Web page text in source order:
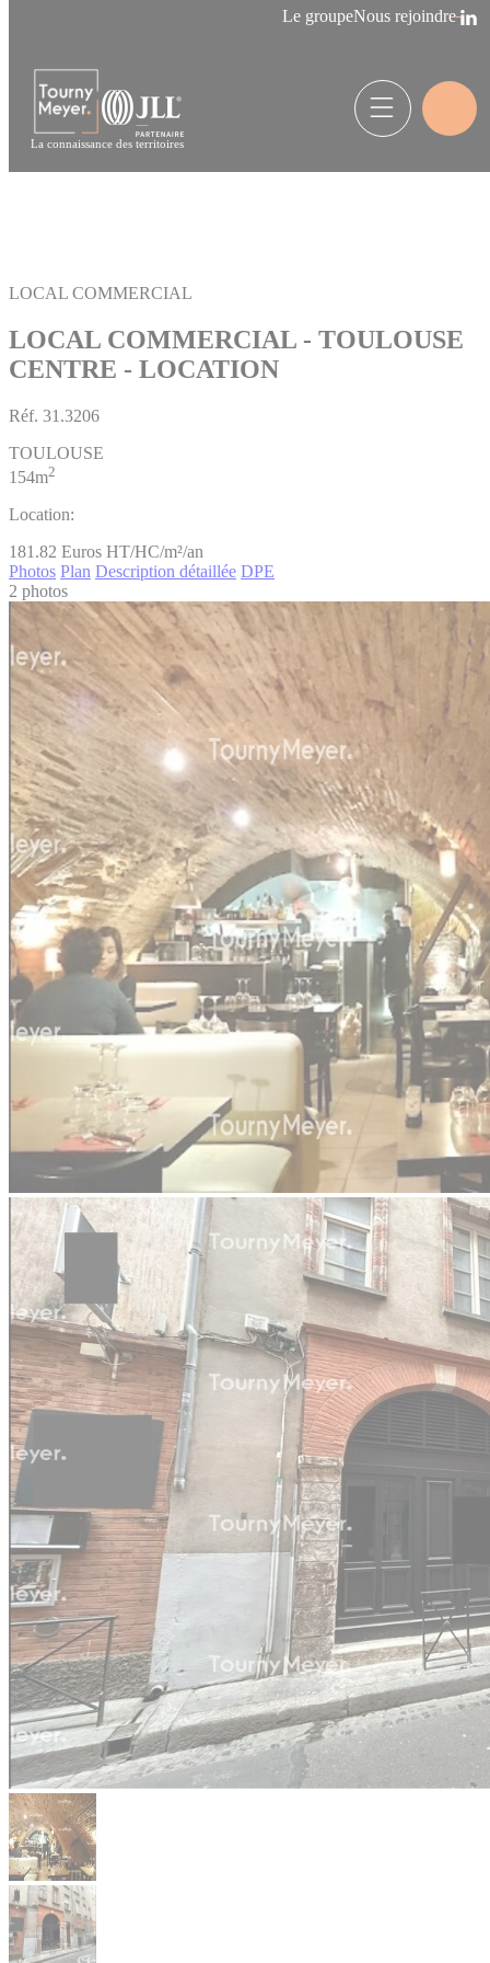
Le groupeNous rejoindre
La connaissance des territoires
LOCAL COMMERCIAL
LOCAL COMMERCIAL - TOULOUSE
CENTRE - LOCATION
Réf. 31.3206
TOULOUSE
154m2
Location:
181.82 Euros HT/HC/m²/an
Photos Plan Description détaillée DPE
2 photos